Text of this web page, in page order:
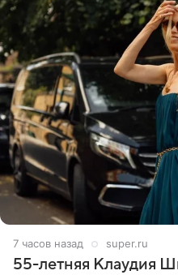
7 часов назад super.ru
55-летняя Клаудия